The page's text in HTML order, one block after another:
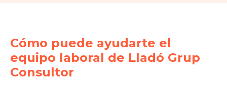
Cómo puede ayudarte el
equipo laboral de Lladó Grup
Consultor